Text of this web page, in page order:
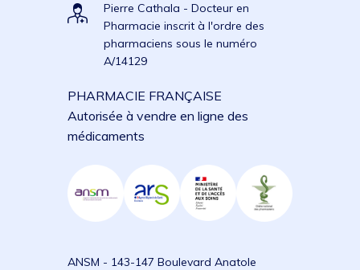
Pierre Cathala - Docteur en
Pharmacie inscrit à l'ordre des
pharmaciens sous le numéro
A/14129
PHARMACIE FRANÇAISE
Autorisée à vendre en ligne des
médicaments
ANSM - 143-147 Boulevard Anatole